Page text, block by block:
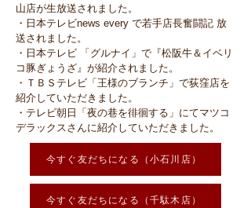
山店が生放送されました。
・日本テレビnews every で若手店長奮闘記 放
送されました。
・日本テレビ 「グルナイ」で『松阪牛＆イベリ
コ豚ぎょうざ』が紹介されました。
・ＴＢＳテレビ「王様のブランチ」で荻窪店を
紹介していただきました。
・テレビ朝日「夜の巷を徘徊する」にてマツコ
デラックスさんに紹介していただきました。
今すぐ友だちになる（小石川店）
今すぐ友だちになる（千駄木店）